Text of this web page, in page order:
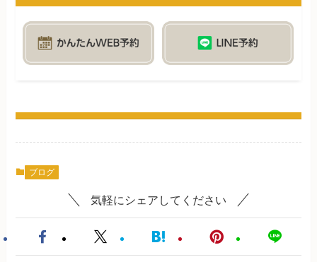
ブログ
気軽にシェアしてください